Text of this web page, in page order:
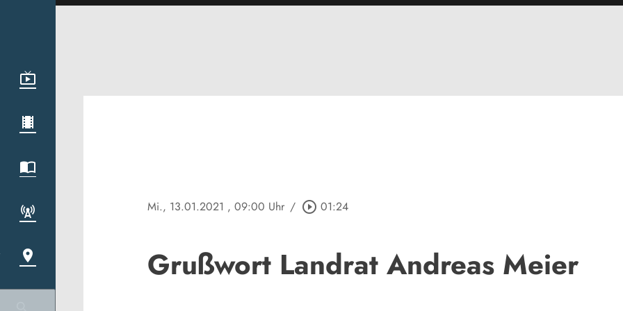
Mi., 13.01.2021 , 09:00 Uhr / play_circle_outline 01:24
Grußwort Landrat Andreas Meier